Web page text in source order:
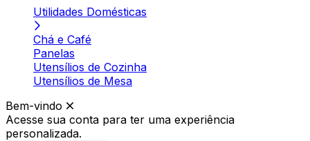
Utilidades Domésticas
Chá e Café
Panelas
Utensílios de Cozinha
Utensílios de Mesa
Bem-vindo
Acesse sua conta para ter uma experiência
personalizada.